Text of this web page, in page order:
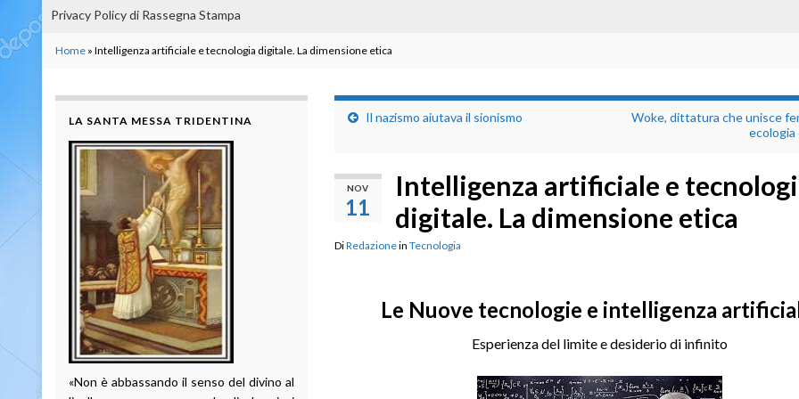
Privacy Policy di Rassegna Stampa
Home » Intelligenza artificiale e tecnologia digitale. La dimensione etica
Il nazismo aiutava il sionismo
Woke, dittatura che unisce
ecologia
NOV
11
Intelligenza artificiale e
digitale. La dimensione etica
DiRedazionein Tecnologia
Le Nuove tecnologie e intelligenza
Esperienza del limite e desiderio di infinito
LA SANTA MESSA TRIDENTINA
«Non è abbassando il senso del divino al